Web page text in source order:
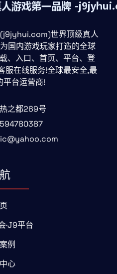
世界顶级真人
国内游戏玩家打造的全球
、入口、首页、平台、登
服在线服务!全球最安全,最
平台运营商!
之都269号
·J9平台
例
心